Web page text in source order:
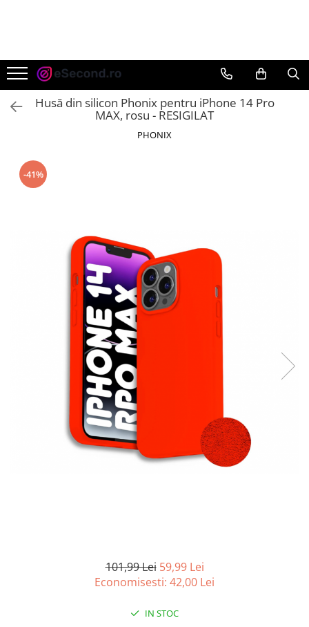
Auto Moto
Accesorii Auto
Anvelope & Jante
Electronice Auto
Intretinere & Cosmetica auto
Trotinete electrice
Casa, Gradina & Bricolaj
Bucatarie & Servire
Curatenie si intretinere
Hobby-uri creative
Iluminat & Electrice
Kit-uri automatizari porti si usi
Scule electrice si unelte
Silicon, spume si solutii tehnice
Husă din silicon Phonix pentru iPhone 14 Pro
MAX, rosu - RESIGILAT
PHONIX
-41%
101,99 Lei 59,99 Lei
Economisesti: 42,00 Lei
IN STOC